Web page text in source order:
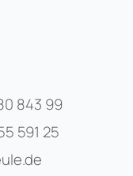
843 99
591 25